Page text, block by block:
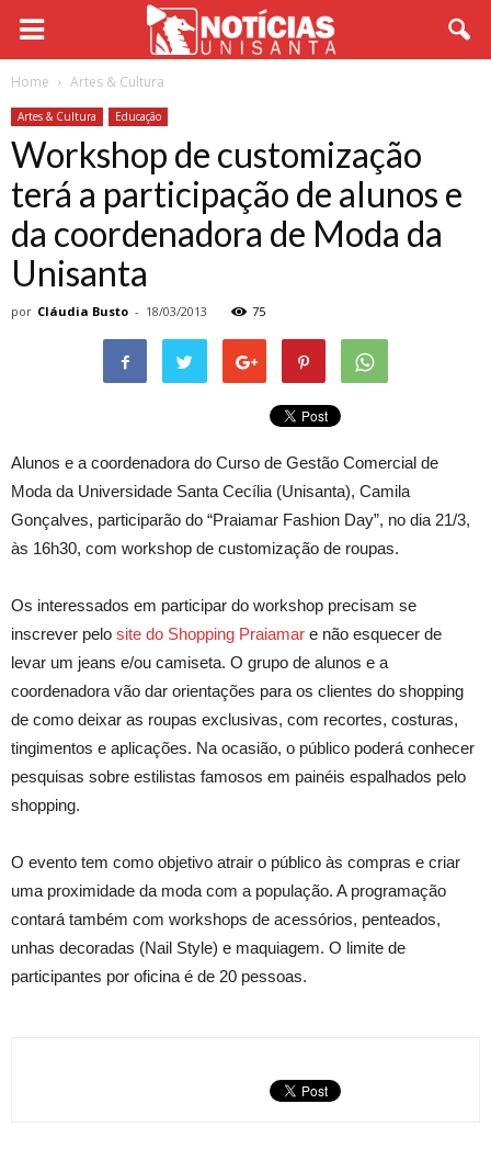
Home Artes & Cultura
Artes & Cultura Educação
Workshop de customização
terá a participação de alunos e
da coordenadora de Moda da
Unisanta
por Cláudia Busto - 18/03/2013 75
Alunos e a coordenadora do Curso de Gestão Comercial de
Moda da Universidade Santa Cecília (Unisanta), Camila
Gonçalves, participarão do “Praiamar Fashion Day”, no dia 21/3,
às 16h30, com workshop de customização de roupas.
Os interessados em participar do workshop precisam se
inscrever pelo site do Shopping Praiamar e não esquecer de
levar um jeans e/ou camiseta. O grupo de alunos e a
coordenadora vão dar orientações para os clientes do shopping
de como deixar as roupas exclusivas, com recortes, costuras,
tingimentos e aplicações. Na ocasião, o público poderá conhecer
pesquisas sobre estilistas famosos em painéis espalhados pelo
shopping.
O evento tem como objetivo atrair o público às compras e criar
uma proximidade da moda com a população. A programação
contará também com workshops de acessórios, penteados,
unhas decoradas (Nail Style) e maquiagem. O limite de
participantes por oficina é de 20 pessoas.